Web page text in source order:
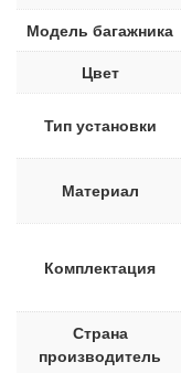
Модель багажника
Цвет
Тип установки
Материал
Комплектация
Страна
производитель